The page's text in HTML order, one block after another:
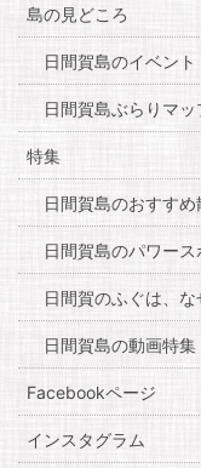
島の見どころ
日間賀島のイベント
日間賀島ぶらりマッ
特集
日間賀島のおすすめ
日間賀島のパワース
日間賀のふぐは、な
日間賀島の動画特集
Facebookページ
インスタグラム